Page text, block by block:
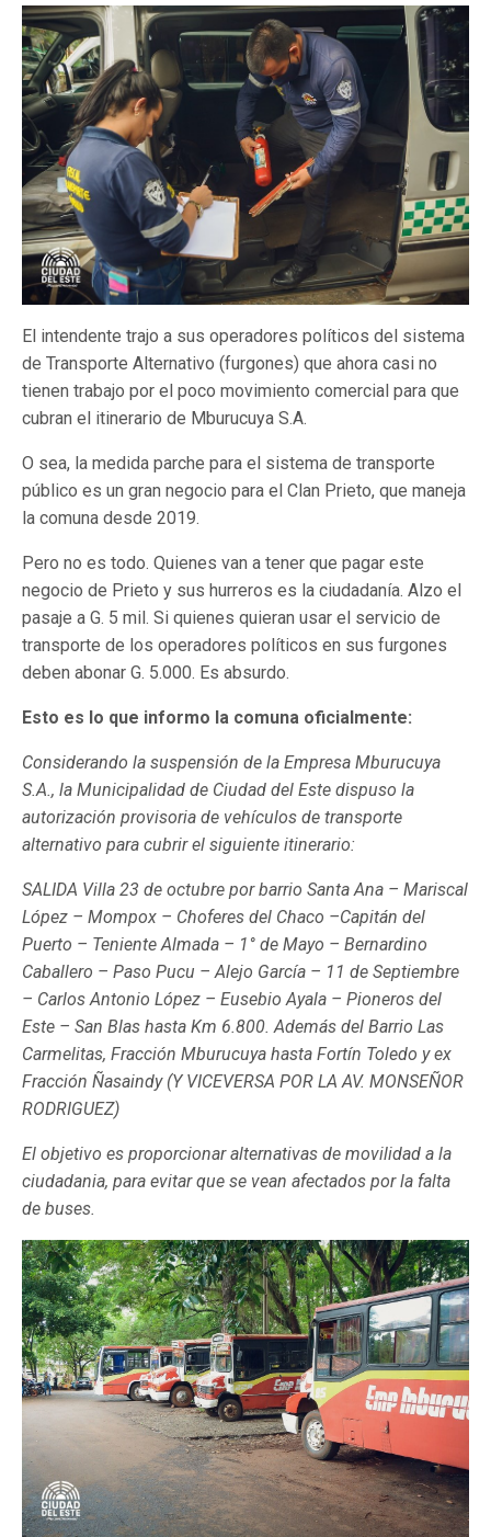
El intendente trajo a sus operadores políticos del sistema
de Transporte Alternativo (furgones) que ahora casi no
tienen trabajo por el poco movimiento comercial para que
cubran el itinerario de Mburucuya S.A.
O sea, la medida parche para el sistema de transporte
público es un gran negocio para el Clan Prieto, que maneja
la comuna desde 2019.
Pero no es todo. Quienes van a tener que pagar este
negocio de Prieto y sus hurreros es la ciudadanía. Alzo el
pasaje a G. 5 mil. Si quienes quieran usar el servicio de
transporte de los operadores políticos en sus furgones
deben abonar G. 5.000. Es absurdo.
Esto es lo que informo la comuna oficialmente:
Considerando la suspensión de la Empresa Mburucuya
S.A., la Municipalidad de Ciudad del Este dispuso la
autorización provisoria de vehículos de transporte
alternativo para cubrir el siguiente itinerario:
SALIDA Villa 23 de octubre por barrio Santa Ana – Mariscal
López – Mompox – Choferes del Chaco –Capitán del
Puerto – Teniente Almada – 1° de Mayo – Bernardino
Caballero – Paso Pucu – Alejo García – 11 de Septiembre
– Carlos Antonio López – Eusebio Ayala – Pioneros del
Este – San Blas hasta Km 6.800. Además del Barrio Las
Carmelitas, Fracción Mburucuya hasta Fortín Toledo y ex
Fracción Ñasaindy (Y VICEVERSA POR LA AV. MONSEÑOR
RODRIGUEZ)
El objetivo es proporcionar alternativas de movilidad a la
ciudadania, para evitar que se vean afectados por la falta
de buses.